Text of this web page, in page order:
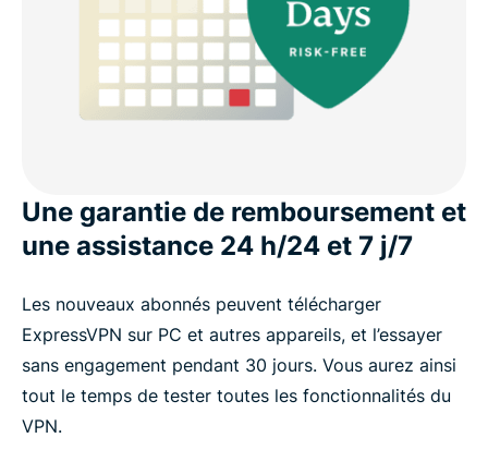
Une garantie de remboursement et
une assistance 24 h/24 et 7 j/7
Les nouveaux abonnés peuvent télécharger
ExpressVPN sur PC et autres appareils, et l’essayer
sans engagement pendant 30 jours. Vous aurez ainsi
tout le temps de tester toutes les fonctionnalités du
VPN.